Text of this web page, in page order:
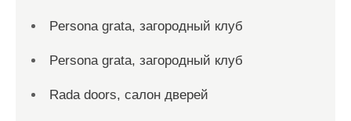
Persona grata, загородный клуб
Persona grata, загородный клуб
Rada doors, салон дверей